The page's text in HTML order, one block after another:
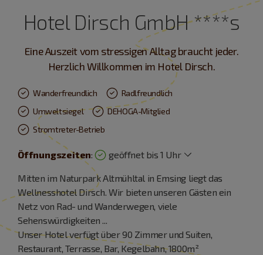
Hotel Dirsch GmbH ****s
Eine Auszeit vom stressigen Alltag braucht jeder.
Herzlich Willkommen im Hotel Dirsch.
Wanderfreundlich
Radlfreundlich
Umweltsiegel
DEHOGA-Mitglied
Stromtreter-Betrieb
Öffnungszeiten: geöffnet bis 1 Uhr
Mitten im Naturpark Altmühltal in Emsing liegt das
Wellnesshotel Dirsch. Wir bieten unseren Gästen ein
Netz von Rad- und Wanderwegen, viele
Sehenswürdigkeiten ...
Unser Hotel verfügt über 90 Zimmer und Suiten,
Restaurant, Terrasse, Bar, Kegelbahn, 1800m²